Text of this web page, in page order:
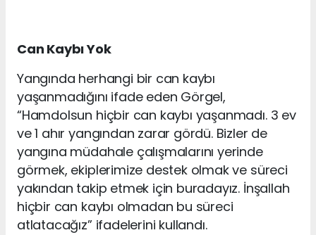
Can Kaybı Yok
Yangında herhangi bir can kaybı
yaşanmadığını ifade eden Görgel,
“Hamdolsun hiçbir can kaybı yaşanmadı. 3 ev
ve 1 ahır yangından zarar gördü. Bizler de
yangına müdahale çalışmalarını yerinde
görmek, ekiplerimize destek olmak ve süreci
yakından takip etmek için buradayız. İnşallah
hiçbir can kaybı olmadan bu süreci
atlatacağız” ifadelerini kullandı.